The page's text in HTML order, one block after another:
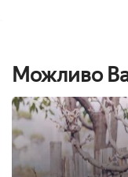
Можливо